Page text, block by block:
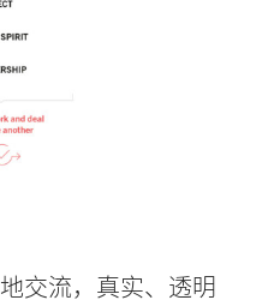
交流，真实、透明